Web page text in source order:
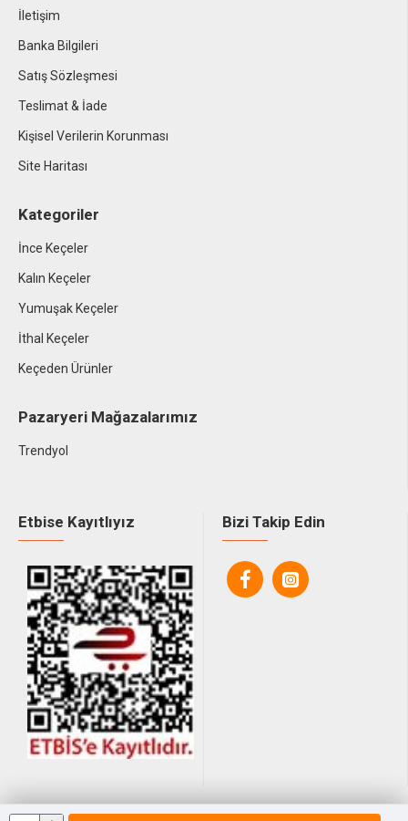
İletişim
Banka Bilgileri
Satış Sözleşmesi
Teslimat & İade
Kişisel Verilerin Korunması
Site Haritası
Kategoriler
İnce Keçeler
Kalın Keçeler
Yumuşak Keçeler
İthal Keçeler
Keçeden Ürünler
Pazaryeri Mağazalarımız
Trendyol
Etbise Kayıtlıyız Bizi Takip Edin